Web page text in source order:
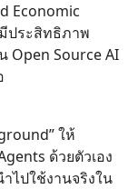
Economic
ประสิทธิภาพ
Open Source AI
ให้
ด้วยตัวเอง
ไปใช้งานจริงใน